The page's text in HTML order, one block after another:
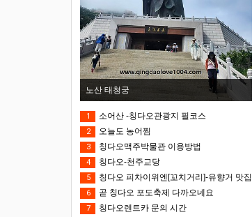
노산 태청궁
1 소어산 -칭다오관광지 필코스
2 오늘도 농어찜
3 칭다오맥주박물관 이용방법
4 칭다오-천주교당
5 칭다오 피차이위엔[꼬치거리]-유향거 맛집
6 곧 칭다오 포도축제 다까오네요
7 칭다오렌트카 문의 시간